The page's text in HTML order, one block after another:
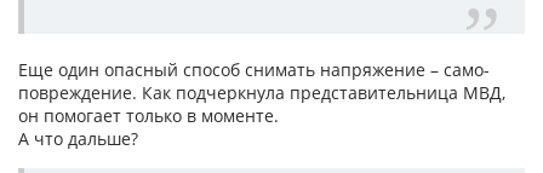
Еще один опасный способ снимать напряжение – само­
повреждение. Как подчеркнула представительница МВД,
он помогает только в моменте.
А что дальше?